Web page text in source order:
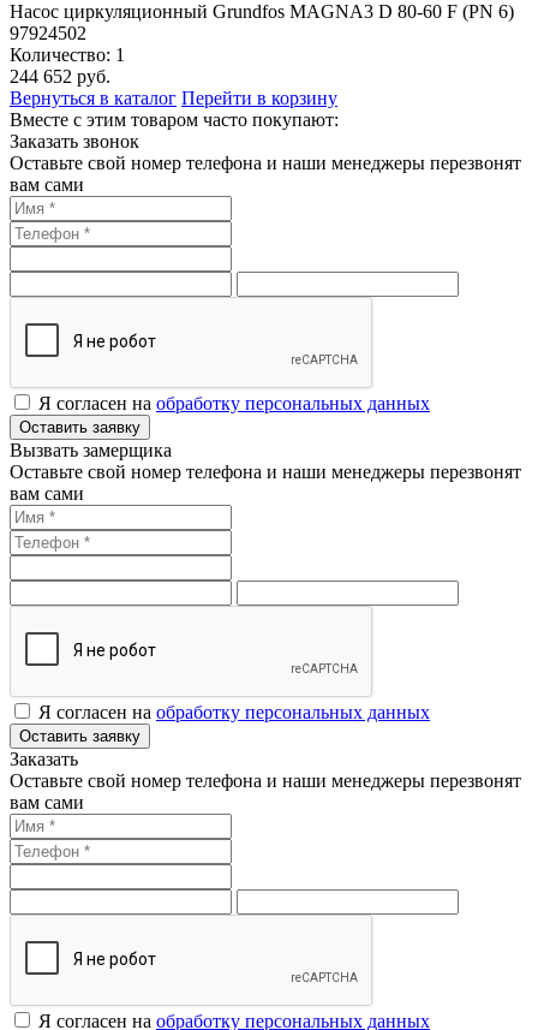
Насос циркуляционный Grundfos MAGNA3 D 80-60 F (PN 6)
97924502
Количество: 1
244 652 руб.
Вернуться в каталог Перейти в корзину
Вместе с этим товаром часто покупают:
Заказать звонок
Оставьте свой номер телефона и наши менеджеры перезвонят
вам сами
Я согласен на обработку персональных данных
Оставить заявку
Вызвать замерщика
Оставьте свой номер телефона и наши менеджеры перезвонят
вам сами
Я согласен на обработку персональных данных
Оставить заявку
Заказать
Оставьте свой номер телефона и наши менеджеры перезвонят
вам сами
Я согласен на обработку персональных данных